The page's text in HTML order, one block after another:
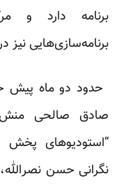
برنامه دارد و
برنامه‌سازی‌هایی نیز
حدود دو ماه پیش
صادق صالحی منش،
“استودیوهای
نگرانی حسن